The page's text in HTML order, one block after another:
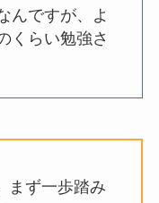
んですが、よ
くらい勉強さ
まず一歩踏み